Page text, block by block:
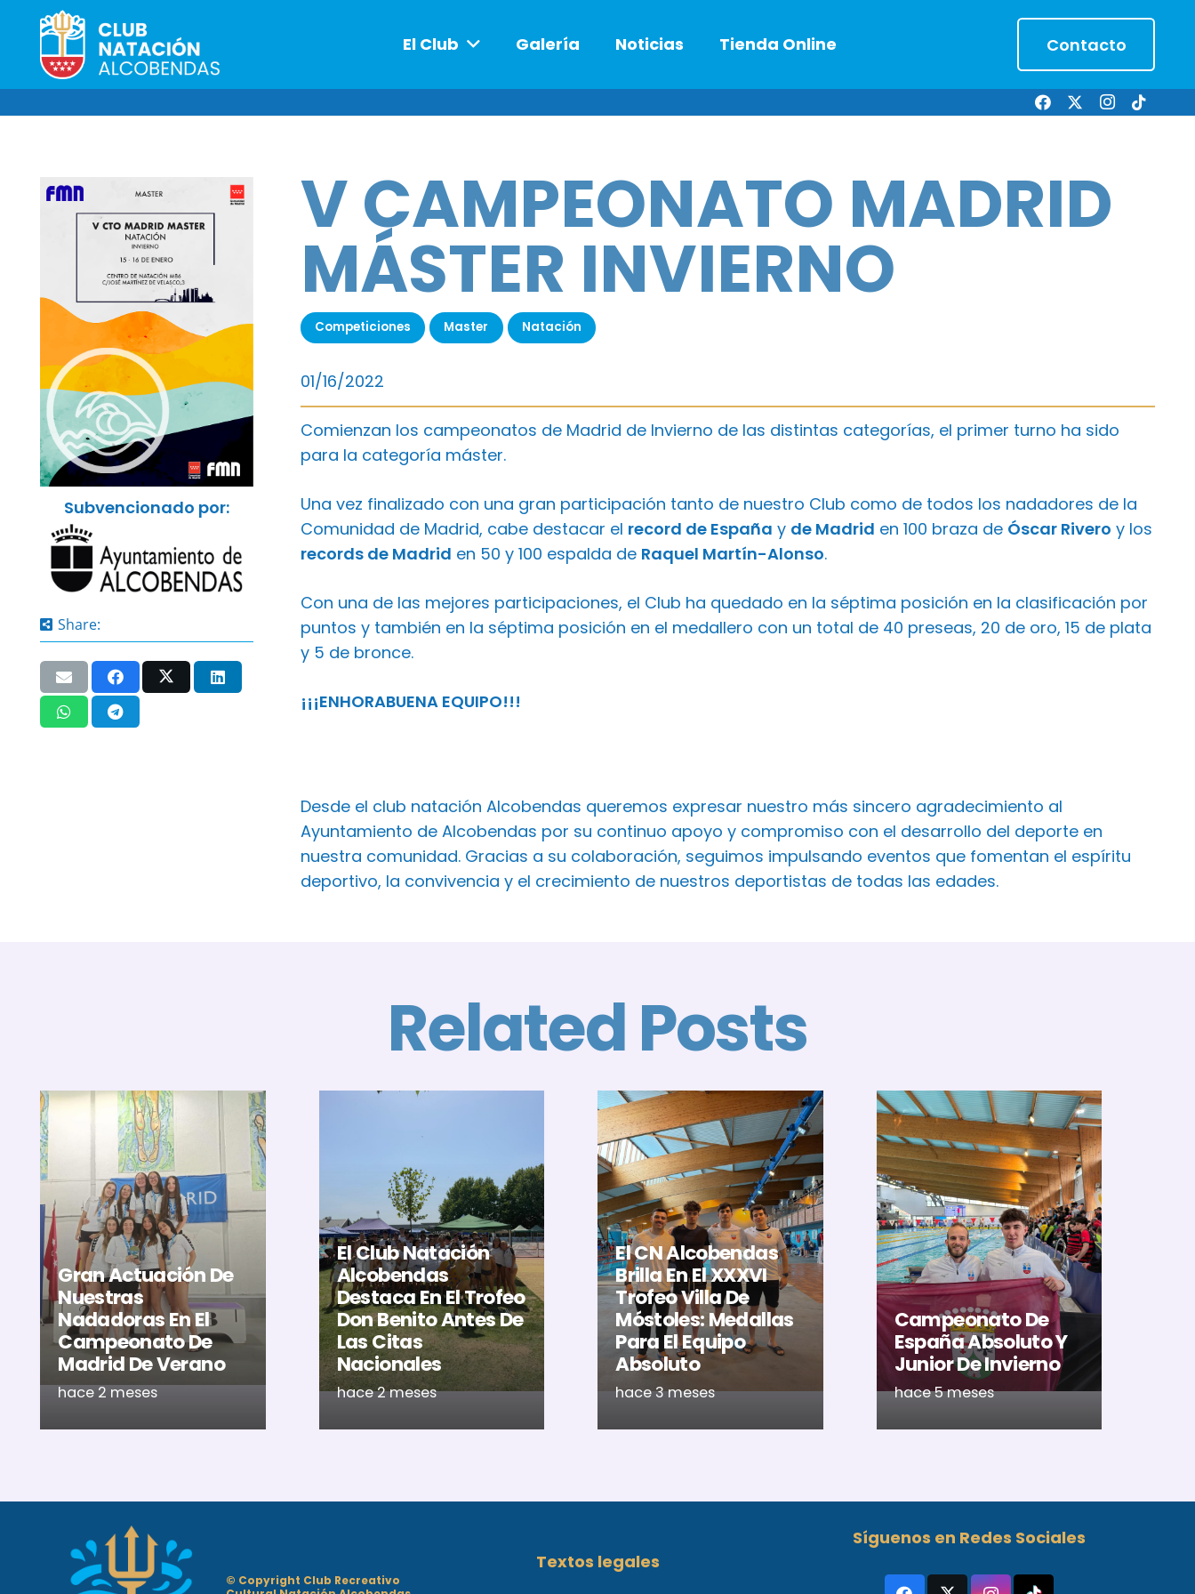
El Club Galería Noticias Tienda Online Contacto
Subvencionado por:
Share:
V CAMPEONATO MADRID
MÁSTER INVIERNO
Competiciones Master Natación
01/16/2022
Comienzan los campeonatos de Madrid de Invierno de las distintas categorías, el primer turno ha sido
para la categoría máster.
Una vez finalizado con una gran participación tanto de nuestro Club como de todos los nadadores de la
Comunidad de Madrid, cabe destacar el record de España y de Madrid en 100 braza de Óscar Rivero y los
records de Madrid en 50 y 100 espalda de Raquel Martín-Alonso.
Con una de las mejores participaciones, el Club ha quedado en la séptima posición en la clasificación por
puntos y también en la séptima posición en el medallero con un total de 40 preseas, 20 de oro, 15 de plata
y 5 de bronce.
¡¡¡ENHORABUENA EQUIPO!!!
Desde el club natación Alcobendas queremos expresar nuestro más sincero agradecimiento al
Ayuntamiento de Alcobendas por su continuo apoyo y compromiso con el desarrollo del deporte en
nuestra comunidad. Gracias a su colaboración, seguimos impulsando eventos que fomentan el espíritu
deportivo, la convivencia y el crecimiento de nuestros deportistas de todas las edades.
Related Posts
Gran Actuación De
Nuestras
Nadadoras En El
Campeonato De
Madrid De Verano
hace 2 meses
El Club Natación
Alcobendas
Destaca En El Trofeo
Don Benito Antes De
Las Citas
Nacionales
hace 2 meses
El CN Alcobendas
Brilla En El XXXVI
Trofeo Villa De
Móstoles: Medallas
Para El Equipo
Absoluto
hace 3 meses
Campeonato De
España Absoluto Y
Junior De Invierno
hace 5 meses
© Copyright Club Recreativo
Textos legales
Síguenos en Redes Sociales